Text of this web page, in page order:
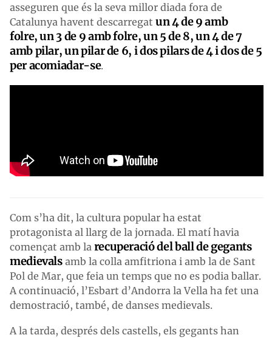
asseguren que és la seva millor diada fora de
Catalunya havent descarregat un 4 de 9 amb
folre, un 3 de 9 amb folre, un 5 de 8, un 4 de 7
amb pilar, un pilar de 6, i dos pilars de 4 i dos de 5
per acomiadar-se.
Com s’ha dit, la cultura popular ha estat
protagonista al llarg de la jornada. El matí havia
començat amb la recuperació del ball de gegants
medievalsamb la colla amfitriona i amb la de Sant
Pol de Mar, que feia un temps que no es podia ballar.
A continuació, l’Esbart d’Andorra la Vella ha fet una
demostració, també, de danses medievals.
A la tarda, després dels castells, els gegants han